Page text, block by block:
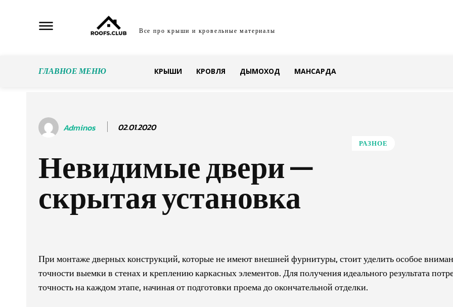
Все про крыши и кровельные материалы
ГЛАВНОЕ МЕНЮ КРЫШИ КРОВЛЯ ДЫМОХОД МАНСАРДА
Adminos 02.01.2020
Невидимые двери —
скрытая установка
РАЗНОЕ
При монтаже дверных конструкций, которые не имеют внешней фурнитуры, стоит уделить особое
точности выемки в стенах и креплению каркасных элементов. Для получения идеального результата
точность на каждом этапе, начиная от подготовки проема до окончательной отделки.